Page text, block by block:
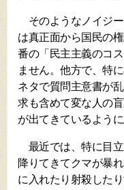
そのようなノイジー
は真正面から国民の
番の「民主主義のコ
ません。他方で、特
ネタで質問主意書が
求も含めて変な人の
が出てきているように
最近では、特に目立
降りてきてクマが暴
に入れたり射殺した